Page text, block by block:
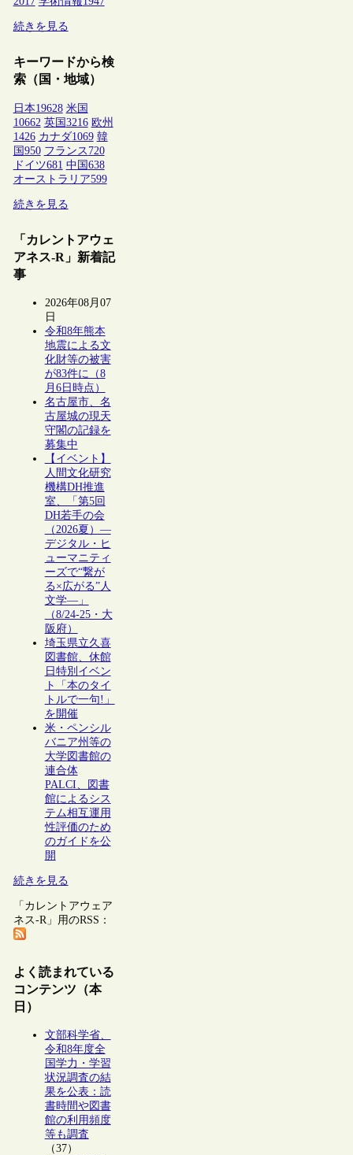
続きを見る
キーワードから検
索（国・地域）
日本19628 米国
10662 英国 3216 欧州
1426 カナダ1069 韓
国 950 フランス 720
ドイツ681 中国 638
オーストラリア599
続きを見る
「カレントアウェ
アネス-R」新着記
事
2026年08月07
日
令和8年熊本
地震による文
化財等の被害
が83件に（8
月6日時点）
名古屋市、名
古屋城の現天
守閣の記録を
募集中
【イベント】
人間文化研究
機構DH推進
室、「第5回
DH若手の会
（2026夏）―
デジタル・ヒ
ューマニティ
ーズで“繋が
る×広がる”人
文学―」
（8/24-25・大
阪府）
埼玉県立久喜
図書館、休館
日特別イベン
ト「本のタイ
トルで一句!」
を開催
米・ペンシル
バニア州等の
大学図書館の
連合体
PALCI、図書
館によるシス
テム相互運用
性評価のため
のガイドを公
開
続きを見る
「カレントアウェア
ネス-R」用のRSS：
よく読まれている
コンテンツ（本
日）
文部科学省、
令和8年度全
国学力・学習
状況調査の結
果を公表：読
書時間や図書
館の利用頻度
等も調査
（37）